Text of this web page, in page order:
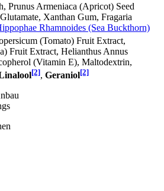
Prunus Armeniaca (Apricot) Seed
Xanthan Gum, Fragaria
Rhamnoides (Sea Buckthorn)
(Tomato) Fruit Extract,
Fruit Extract, Helianthus Annus
(Vitamin E), Maltodextrin,
[2], Geraniol[2]